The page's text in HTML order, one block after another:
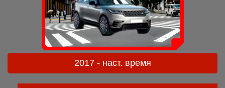
2017 - наст. время